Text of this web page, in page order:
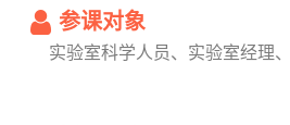
参课对象
实验室科学人员、实验室经理